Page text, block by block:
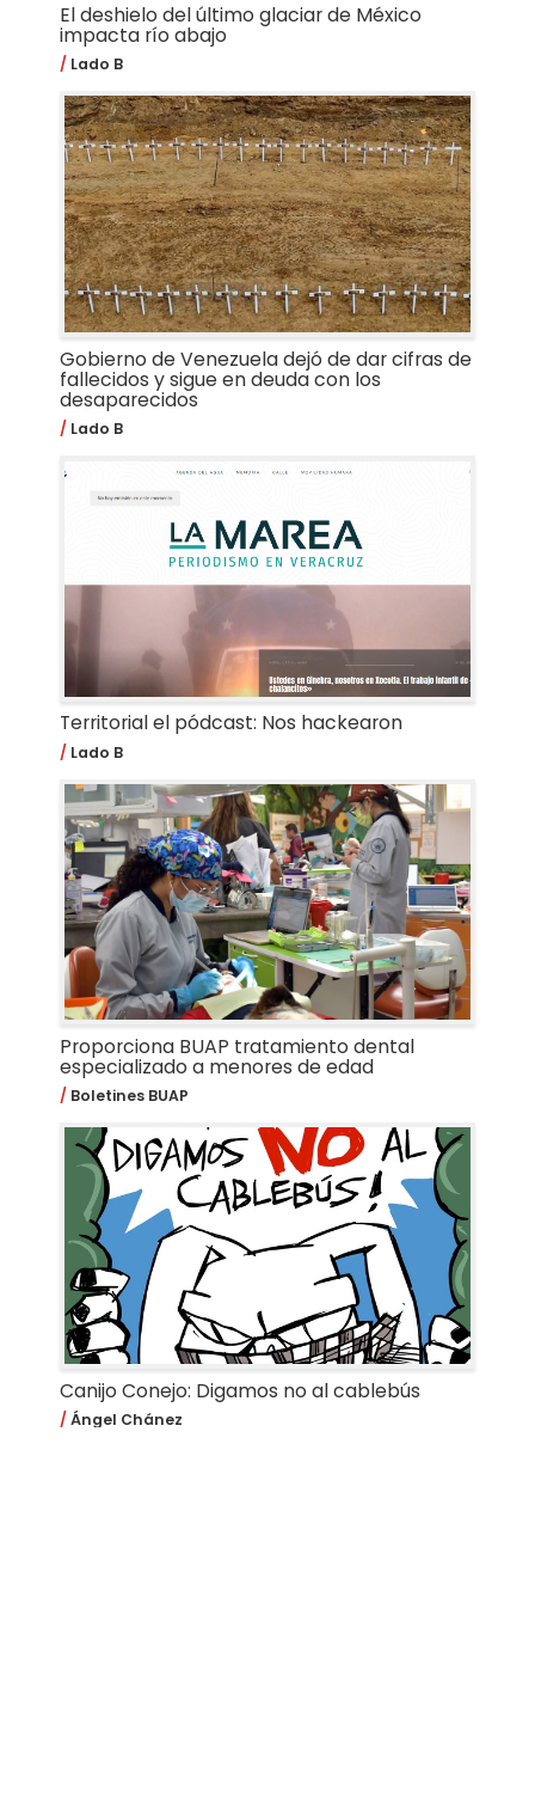
El deshielo del último glaciar de México
impacta río abajo
Lado B
Gobierno de Venezuela dejó de dar cifras de
fallecidos y sigue en deuda con los
desaparecidos
Lado B
Territorial el pódcast: Nos hackearon
Lado B
Proporciona BUAP tratamiento dental
especializado a menores de edad
Boletines BUAP
Canijo Conejo: Digamos no al cablebús
Ángel Chánez